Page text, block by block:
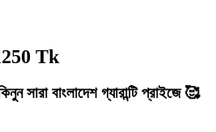
Tk
সারা বাংলাদেশ গ্যারান্টি প্রাইজে 🥰